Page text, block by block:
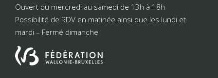
Ouvert du mercredi au samedi de 13h à 18h
Possibilité de RDV en matinée ainsi que les lundi et
mardi – Fermé dimanche